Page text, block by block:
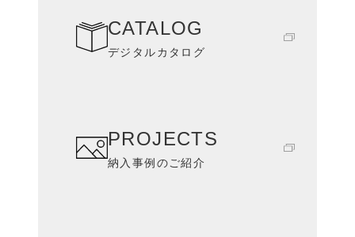
CATALOG
デジタルカタログ
PROJECTS
納入事例のご紹介